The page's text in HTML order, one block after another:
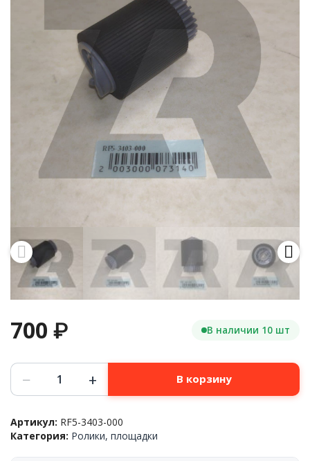
700 ₽ В наличии 10 шт
Количество
товара
Ролик
из
доп.
− + В корзину
Артикул: RF5-3403-000
Категория: Ролики, площадки